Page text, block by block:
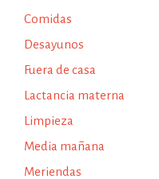
Comidas
Desayunos
Fuera de casa
Lactancia materna
Limpieza
Media mañana
Meriendas